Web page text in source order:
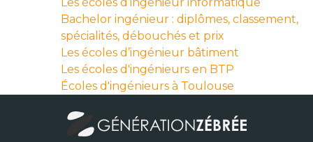
Bachelor ingénieur : diplômes, classement,
spécialités, débouchés et prix
Les écoles d’ingénieur bâtiment
Les écoles d'ingénieurs en BTP
Écoles d'ingénieurs à Toulouse